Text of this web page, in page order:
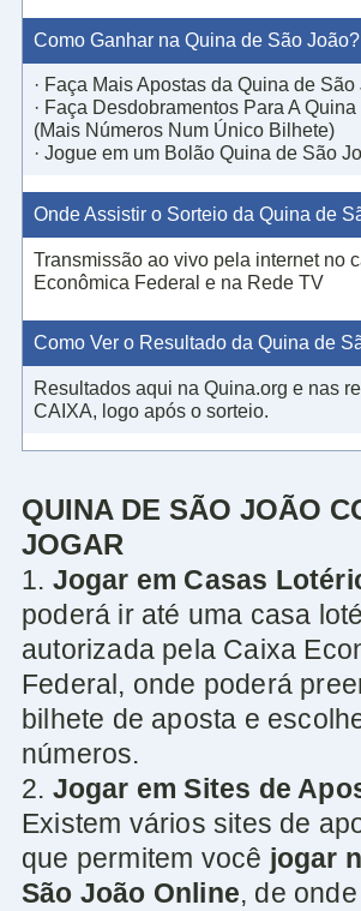
Como Ganhar na Quina de São João?
· Faça Mais Apostas da Quina de São
· Faça Desdobramentos Para A
(Mais Números Num Único Bilhete)
· Jogue em um Bolão Quina de São
Onde Assistir o Sorteio da Quina de
Transmissão ao vivo pela internet no
Econômica Federal e na Rede TV
Como Ver o Resultado da Quina de
Resultados aqui na Quina.org e nas
CAIXA, logo após o sorteio.
QUINA DE SÃO JOÃO
JOGAR
1. Jogar em Casas
poderá ir até uma casa
autorizada pela Caixa
Federal, onde poderá
bilhete de aposta e
números.
2. Jogar em Sites de
Existem vários sites de
que permitem você jogar
São João Online, de